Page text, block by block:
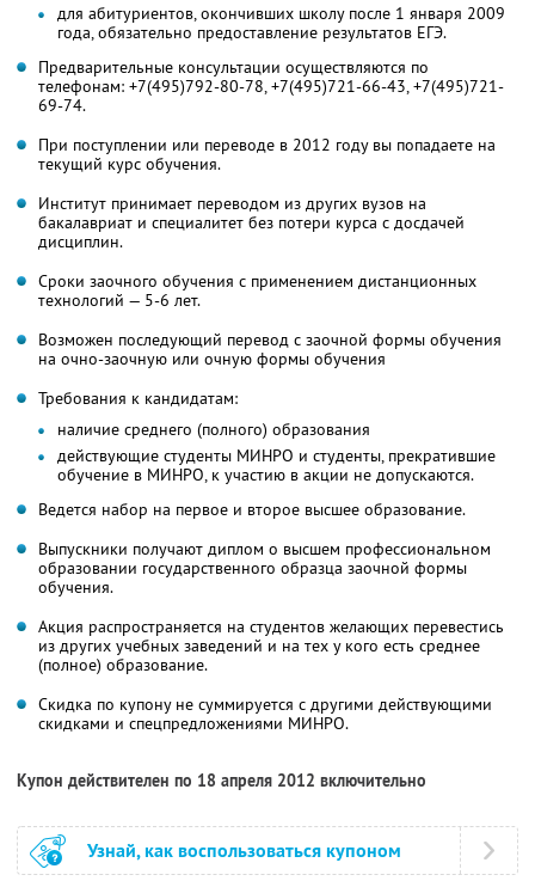
для абитуриентов, окончивших школу после 1 января 2009
года, обязательно предоставление результатов ЕГЭ.
Предварительные консультации осуществляются по
телефонам: +7(495)792-80-78, +7(495)721-66-43, +7(495)721-
69-74.
При поступлении или переводе в 2012 году вы попадаете на
текущий курс обучения.
Институт принимает переводом из других вузов на
бакалавриат и специалитет без потери курса с досдачей
дисциплин.
Сроки заочного обучения с применением дистанционных
технологий — 5-6 лет.
Возможен последующий перевод с заочной формы обучения
на очно-заочную или очную формы обучения
Требования к кандидатам:
наличие среднего (полного) образования
действующие студенты МИНРО и студенты, прекратившие
обучение в МИНРО, к участию в акции не допускаются.
Ведется набор на первое и второе высшее образование.
Выпускники получают диплом о высшем профессиональном
образовании государственного образца заочной формы
обучения.
Акция распространяется на студентов желающих перевестись
из других учебных заведений и на тех у кого есть среднее
(полное) образование.
Скидка по купону не суммируется с другими действующими
скидками и спецпредложениями МИНРО.
Купон действителен по 18 апреля 2012 включительно
Узнай, как воспользоваться купоном